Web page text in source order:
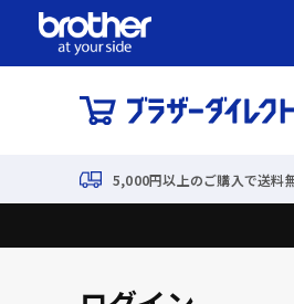
5,000円以上のご購入で送料